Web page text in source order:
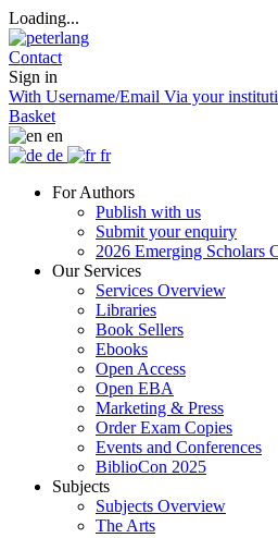
Loading...
Contact
Sign in
With Username/Email Via your
Basket
en
de
fr
For Authors
Publish with us
Submit your enquiry
2026 Emerging Scholars
Our Services
Services Overview
Libraries
Book Sellers
Ebooks
Open Access
Open EBA
Marketing & Press
Order Exam Copies
Events and Conferences
BiblioCon 2025
Subjects
Subjects Overview
The Arts